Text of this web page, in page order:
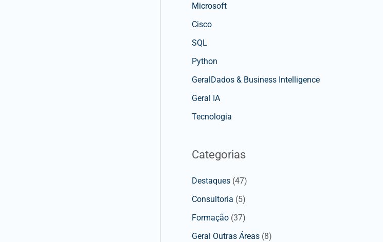
Microsoft
Cisco
SQL
Python
GeralDados & Business Intelligence
Geral IA
Tecnologia
Categorias
Destaques (47)
Consultoria (5)
Formação (37)
Geral Outras Áreas (8)